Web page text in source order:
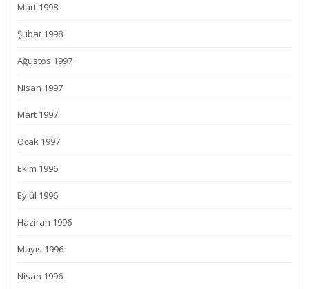
Mart 1998
Şubat 1998
Ağustos 1997
Nisan 1997
Mart 1997
Ocak 1997
Ekim 1996
Eylül 1996
Haziran 1996
Mayıs 1996
Nisan 1996